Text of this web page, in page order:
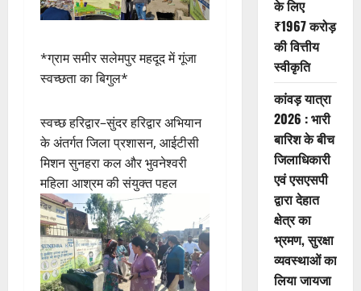
*ग्राम समीर सलेमपुर महदूद में गूंजा
स्वच्छता का बिगुल*
स्वच्छ हरिद्वार–सुंदर हरिद्वार अभियान
के अंतर्गत जिला प्रशासन, आईटीसी
मिशन सुनहरा कल और भुवनेश्वरी
महिला आश्रम की संयुक्त पहल
के लिए
₹1967 करोड़
की वित्तीय
स्वीकृति
कांवड़ यात्रा
2026 : भारी
बारिश के बीच
जिलाधिकारी
एवं एसएसपी
द्वारा देहात
क्षेत्र का
भ्रमण, सुरक्षा
व्यवस्थाओं का
लिया जायजा